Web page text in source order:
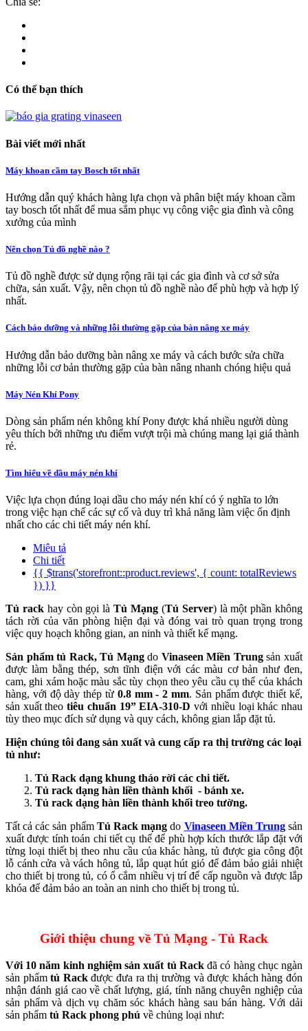
Có thể bạn thích
Bài viết mới nhất
Máy khoan cầm tay Bosch tốt nhất
Hướng dẫn quý khách hàng lựa chọn và phân biệt máy khoan cầm
tay bosch tốt nhất để mua sắm phục vụ công việc gia đình và công
xưởng của mình
Nên chọn Tủ đồ nghề nào ?
Tủ đồ nghề được sử dụng rộng rãi tại các gia đình và cơ sở sửa
chữa, sản xuất. Vậy, nên chọn tủ đồ nghề nào để phù hợp và hợp lý
nhất.
Cách bảo dưỡng và những lỗi thường gặp của bàn nâng xe máy
Hướng dẫn bảo dưỡng bàn nâng xe máy và cách bước sửa chữa
những lỗi cơ bản thường gặp của bàn nâng nhanh chóng hiệu quả
Máy Nén Khí Pony
Dòng sản phẩm nén không khí Pony được khá nhiều người dùng
yêu thích bởi những ưu điểm vượt trội mà chúng mang lại giá thành
rẻ.
Tìm hiểu về dầu máy nén khí
Việc lựa chọn đúng loại dầu cho máy nén khí có ý nghĩa to lớn
trong việc hạn chế các sự cố và duy trì khả năng làm việc ổn định
nhất cho các chi tiết máy nén khí.
Miêu tả
Chi tiết
{{ $trans('storefront::product.reviews', { count: totalReviews
}) }}
Tủ rackhay còn gọi làTủ Mạng(Tủ Server) là một phần không
tách rời của văn phòng hiện đại và đóng vai trò quan trọng trong
việc quy hoạch không gian, an ninh và thiết kế mạng.
Sản phẩm tủ Rack, Tủ Mạngdo Vinaseen Miền Trungsản xuất
được làm bằng thép, sơn tĩnh điện với các màu cơ bản như đen,
cam, ghi xám hoặc màu sắc tùy chọn theo yêu cầu cụ thể của khách
hàng, với độ dày thép từ 0.8 mm - 2 mm. Sản phẩm được thiết kế,
sản xuất theotiêu chuẩn 19” EIA-310-D với nhiều loại khác nhau
tùy theo mục đích sử dụng và quy cách, không gian lắp đặt tủ.
Hiện chúng tôi đang sản xuất và cung cấp ra thị trường các loại
tủ như:
Tủ Rack dạng khung tháo rời các chi tiết.
Tủ rack dạng hàn liền thành khối - bánh xe.
Tủ rack dạng hàn liền thành khối treo tường.
Tất cả các sản phẩm Tủ Rack mạng do Vinaseen Miền Trungsản
xuất được tính toán chi tiết cụ thể để phù hợp kích thước lắp đặt với
từng loại thiết bị theo nhu cầu của khác hàng, tủ được gia công đột
lỗ cánh cửa và vách hông tủ, lắp quạt hút gió để đảm bảo giải nhiệt
cho thiết bị trong tủ, có ổ cắm nhiều vị trí để cấp nguồn và được lắp
khóa để đảm bảo an toàn an ninh cho thiết bị trong tủ.
Giới thiệu chung về Tủ Mạng - Tủ Rack
Với 10 năm kinh nghiệm sản xuất tủ Rackđã có hàng chục ngàn
sản phẩmtủ Rackđược đưa ra thị trường và được khách hàng đón
nhận đánh giá cao về chất lượng, giá, tính năng chuyên nghiệp của
sản phẩm và dịch vụ chăm sóc khách hàng sau bán hàng. Với dải
sản phẩm tủ Rack phong phú về chủng loại như: